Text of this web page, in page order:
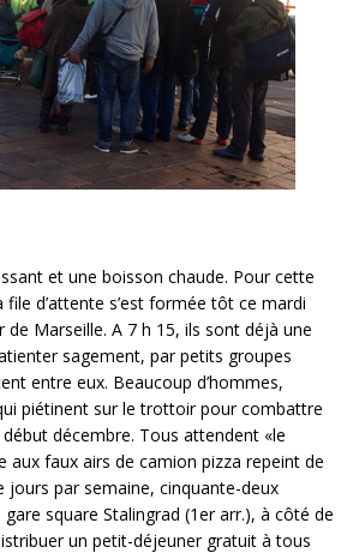
et une boisson chaude. Pour cette
file d’attente s’est formée tôt ce mardi
Marseille. A 7 h 15, ils sont déjà une
sagement, par petits groupes
entre eux. Beaucoup d’hommes,
piétinent sur le trottoir pour combattre
décembre. Tous attendent «le
aux faux airs de camion pizza repeint de
jours par semaine, cinquante-deux
square Stalingrad (1er arr.), à côté de
un petit-déjeuner gratuit à tous